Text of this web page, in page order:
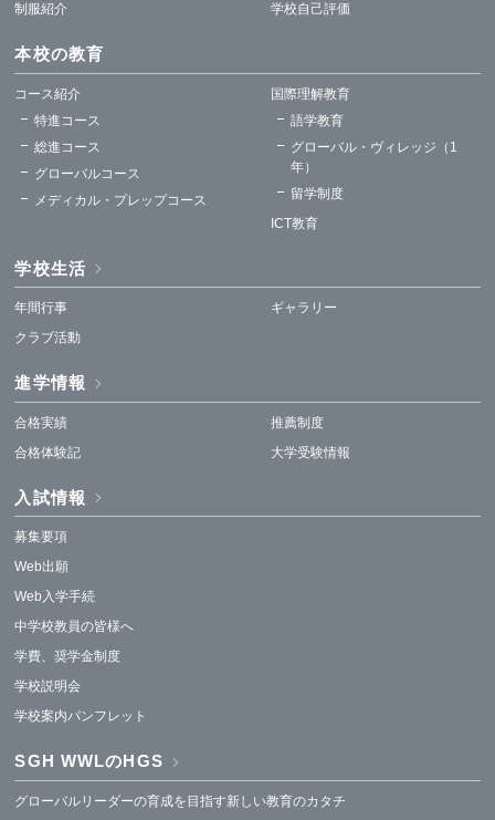
制服紹介
学校自己評価
本校の教育
コース紹介
特進コース
総進コース
グローバルコース
メディカル・プレップコース
国際理解教育
語学教育
グローバル・ヴィレッジ（1
年）
留学制度
ICT教育
学校生活
年間行事
クラブ活動
ギャラリー
進学情報
合格実績
合格体験記
推薦制度
大学受験情報
入試情報
募集要項
Web出願
Web入学手続
中学校教員の皆様へ
学費、奨学金制度
学校説明会
学校案内パンフレット
SGH WWLのHGS
グローバルリーダーの育成を目指す新しい教育のカタチ